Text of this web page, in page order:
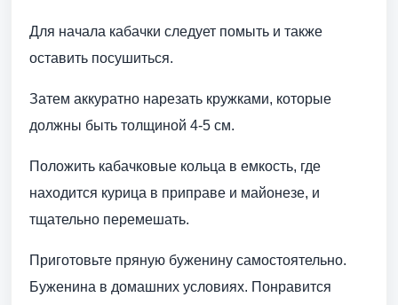
Для начала кабачки следует помыть и также
оставить посушиться.
Затем аккуратно нарезать кружками, которые
должны быть толщиной 4-5 см.
Положить кабачковые кольца в емкость, где
находится курица в приправе и майонезе, и
тщательно перемешать.
Приготовьте пряную буженину самостоятельно.
Буженина в домашних условиях. Понравится